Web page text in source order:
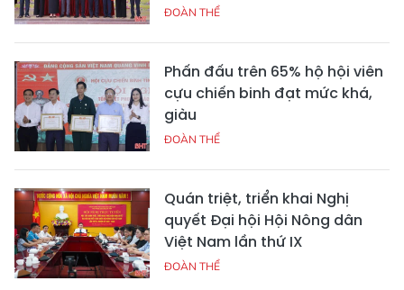
ĐOÀN THỂ
Phấn đấu trên 65% hộ hội viên
cựu chiến binh đạt mức khá,
giàu
ĐOÀN THỂ
Quán triệt, triển khai Nghị
quyết Đại hội Hội Nông dân
Việt Nam lần thứ IX
ĐOÀN THỂ